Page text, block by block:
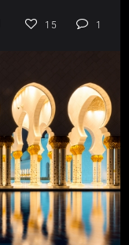
15 1